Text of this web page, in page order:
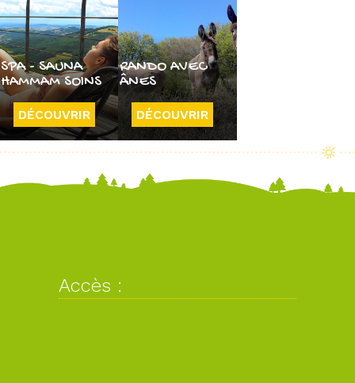
SPA - SAUNA
HAMMAM SOINS
DÉCOUVRIR
RANDO AVEC
ÂNES
DÉCOUVRIR
Accès :